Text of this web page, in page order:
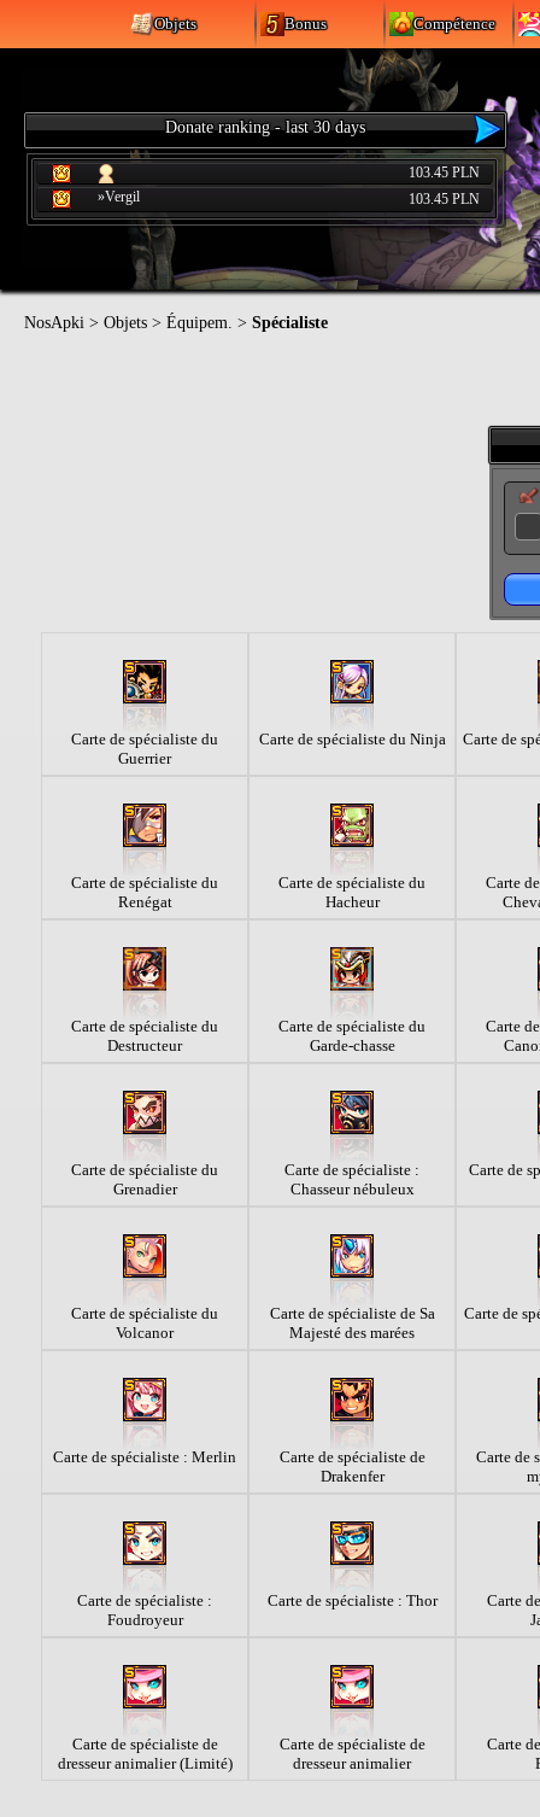
Objets Bonus Compétence
Donate ranking - last 30 days
103.45 PLN
»Vergil
103.45 PLN
NosApki > Objets > Équipem. > Spécialiste
Carte de spécialiste du
Guerrier
Carte de spécialiste du Ninja Carte de
Carte de spécialiste du
Renégat
Carte de spécialiste du
Hacheur
Carte
Carte de spécialiste du
Destructeur
Carte de spécialiste du
Garde-chasse
Carte
Carte de spécialiste du
Grenadier
Carte de spécialiste :
Chasseur nébuleux
Carte de
Carte de spécialiste du
Volcanor
Carte de spécialiste de Sa
Majesté des marées
Carte de
Carte de spécialiste : Merlin
Carte de spécialiste de
Drakenfer
Carte de
Carte de spécialiste :
Foudroyeur
Carte de spécialiste : Thor
Carte
Carte de spécialiste de
dresseur animalier (Limité)
Carte de spécialiste de
dresseur animalier
Carte